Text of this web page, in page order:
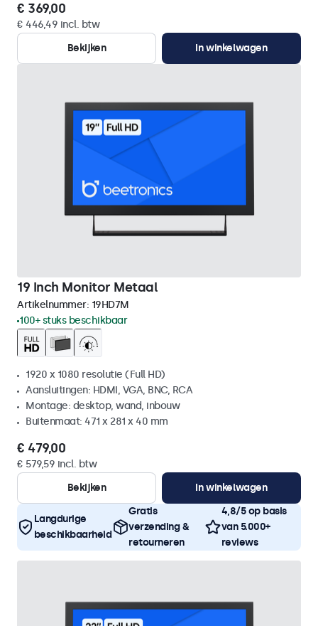
€ 369,00
€ 446,49 incl. btw
Bekijken
In winkelwagen
19 Inch Monitor Metaal
Artikelnummer: 19HD7M
100+ stuks beschikbaar
1920 x 1080 resolutie (Full HD)
Aansluitingen: HDMI, VGA, BNC, RCA
Montage: desktop, wand, inbouw
Buitenmaat: 471 x 281 x 40 mm
€ 479,00
€ 579,59 incl. btw
Bekijken
In winkelwagen
Langdurige
beschikbaarheid
Gratis
verzending &
retourneren
4,8/5 op basis
van 5.000+
reviews